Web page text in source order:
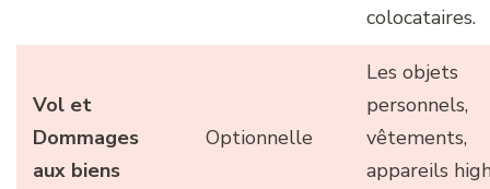
colocataires.
Vol et
Dommages
aux biens
Optionnelle
Les objets
personnels,
vêtements,
appareils